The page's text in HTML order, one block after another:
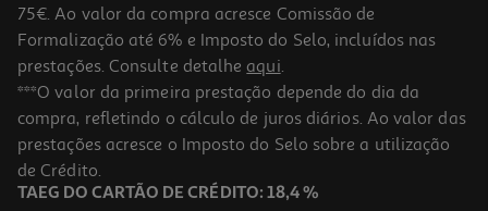
Saco Para Presente Auchan Tamanho Xs
0.79 €/un
0,79 €
75€. Ao valor da compra acresce Comissão de
Formalização até 6% e Imposto do Selo, incluídos nas
prestações. Consulte detalhe aqui.
***O valor da primeira prestação depende do dia da
compra, refletindo o cálculo de juros diários. Ao valor das
prestações acresce o Imposto do Selo sobre a utilização
de Crédito.
TAEG DO CARTÃO DE CRÉDITO: 18,4 %